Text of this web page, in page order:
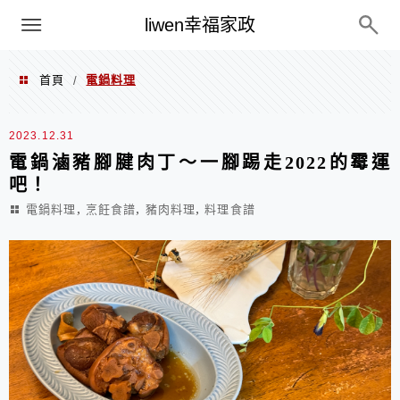
liwen幸福家政
menu
首頁 / 電鍋料理
電鍋料理
2023.12.31
電鍋滷豬腳腱肉丁～一腳踢走2022的霉運
吧！
電鍋料理 , 烹飪食譜, 豬肉料理 ,料理食譜